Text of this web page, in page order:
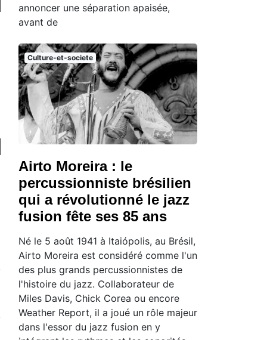
annoncer une séparation apaisée,
avant de
Culture-et-societe
Airto Moreira : le
percussionniste brésilien
qui a révolutionné le jazz
fusion fête ses 85 ans
Né le 5 août 1941 à Itaiópolis, au Brésil,
Airto Moreira est considéré comme l'un
des plus grands percussionnistes de
l'histoire du jazz. Collaborateur de
Miles Davis, Chick Corea ou encore
Weather Report, il a joué un rôle majeur
dans l'essor du jazz fusion en y